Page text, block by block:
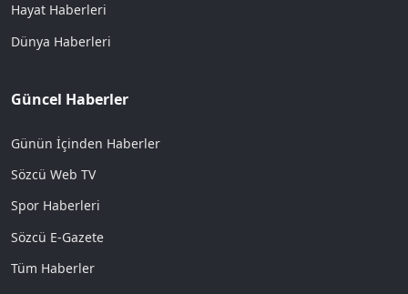
Hayat Haberleri
Dünya Haberleri
Güncel Haberler
Günün İçinden Haberler
Sözcü Web TV
Spor Haberleri
Sözcü E-Gazete
Tüm Haberler